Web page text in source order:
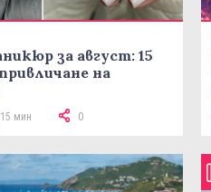
за август: 15
на
15 мин 0